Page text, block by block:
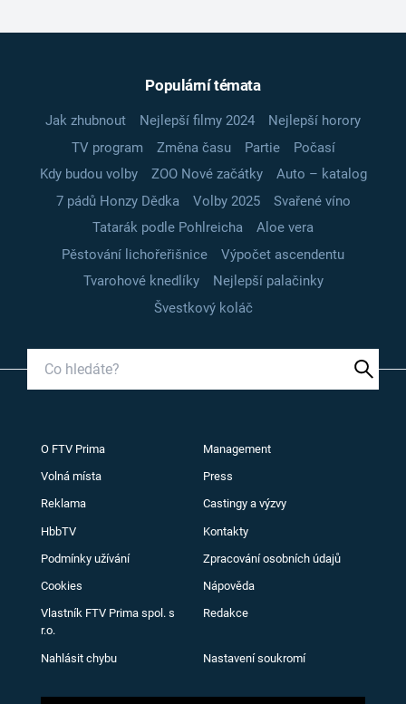
Populární témata
Jak zhubnout Nejlepší filmy 2024
Nejlepší horory
TV program
Změna času Partie
Počasí
Kdy budou volby
ZOO Nové začátky
Auto – katalog
7 pádů Honzy Dědka
Volby 2025
Svařené víno
Tatarák podle Pohlreicha
Aloe vera
Pěstování lichořeřišnice
Výpočet ascendentu
Tvarohové knedlíky
Nejlepší palačinky
Švestkový koláč
O FTV Prima Management
Volná místa Press
Reklama Castingy a výzvy
HbbTV Kontakty
Podmínky užívání Zpracování osobních údajů
Cookies Nápověda
Vlastník FTV Prima spol. s
r.o.
Redakce
Nahlásit chybu Nastavení soukromí